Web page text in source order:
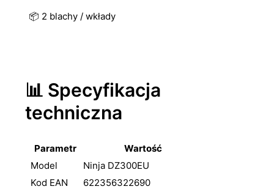
📦 2 blachy / wkłady
📊 Specyfikacja
techniczna
Parametr
Wartość
Model
Ninja DZ300EU
Kod EAN
622356322690